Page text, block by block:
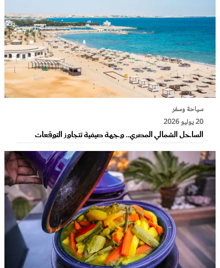
سياحة وسفر
20 يوليو 2026
الساحل الشمالي المصري.. وجهة صيفية تتجاوز التوقعات